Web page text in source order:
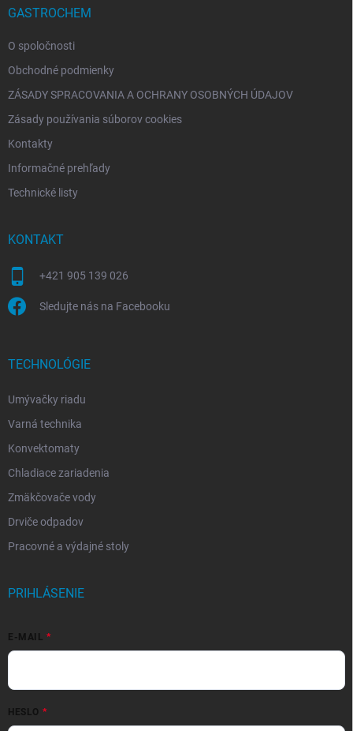
GASTROCHEM
O spoločnosti
Obchodné podmienky
ZÁSADY SPRACOVANIA A OCHRANY OSOBNÝCH ÚDAJOV
Zásady používania súborov cookies
Kontakty
Informačné prehľady
Technické listy
KONTAKT
+421 905 139 026
Sledujte nás na Facebooku
TECHNOLÓGIE
Umývačky riadu
Varná technika
Konvektomaty
Chladiace zariadenia
Zmäkčovače vody
Drviče odpadov
Pracovné a výdajné stoly
PRIHLÁSENIE
E-MAIL
HESLO